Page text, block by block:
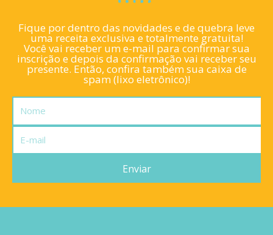
Fique por dentro das novidades e de quebra leve
uma receita exclusiva e totalmente gratuita!
Você vai receber um e-mail para confirmar sua
inscrição e depois da confirmação vai receber seu
presente. Então, confira também sua caixa de
spam (lixo eletrônico)!
Nome
mail
Enviar